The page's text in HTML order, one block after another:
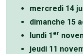
mercredi 14
dimanche 15
lundi 1 er
jeudi 11